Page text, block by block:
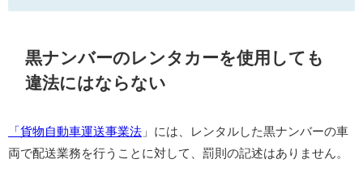
黒ナンバーのレンタカーを使用しても
違法にはならない
「貨物自動車運送事業法 」には、レンタルした黒ナンバーの車
両で配送業務を行うことに対して、罰則の記述はありません。